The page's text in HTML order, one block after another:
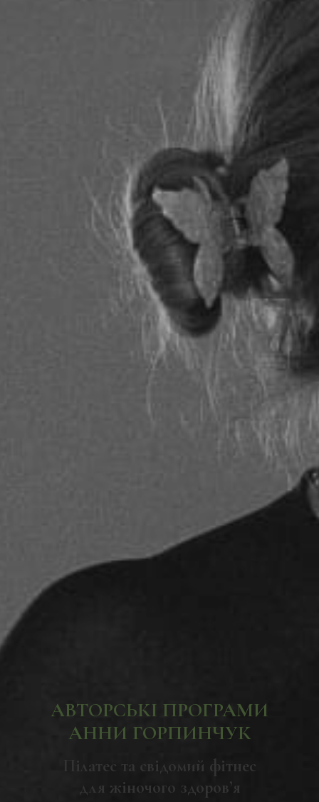
АВТОРСЬКІ ПРОГРАМИ
АННИ ГОРПИНЧУК
Пілатес та свідомий фітнес
для жіночого здоров’я